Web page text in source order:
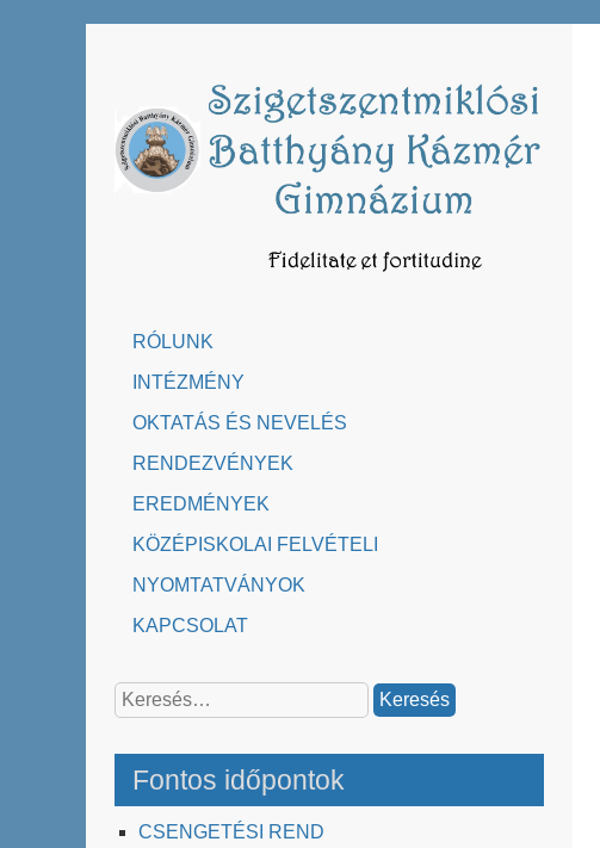
RÓLUNK
INTÉZMÉNY
OKTATÁS ÉS NEVELÉS
RENDEZVÉNYEK
EREDMÉNYEK
KÖZÉPISKOLAI FELVÉTELI
NYOMTATVÁNYOK
KAPCSOLAT
Keresés:
Fontos időpontok
CSENGETÉSI REND